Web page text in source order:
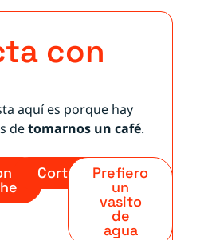
con
aquí es porque hay
detomarnos un café.
CortadoPrefiero
un
vasito
de
agua